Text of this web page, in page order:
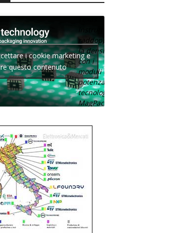
Texas
raddoppia
la densità
con i
moduli di
potenza con
tecnologia
MagPack.
i cookie marketing e
questo contenuto